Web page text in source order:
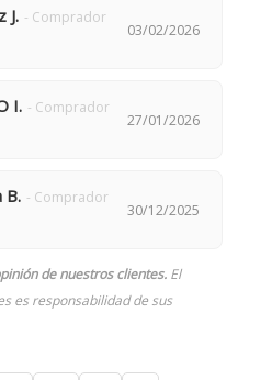
J. - Comprador
03/02/2026
I. - Comprador
27/01/2026
B. - Comprador
30/12/2025
de nuestros clientes. El
es responsabilidad de sus